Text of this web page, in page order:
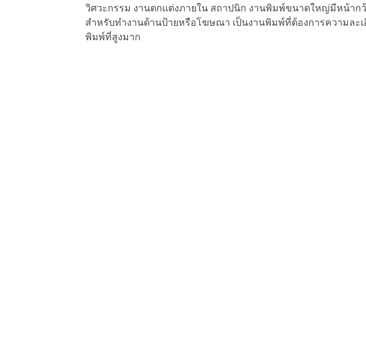
วิศวะกรรม งานตกเเต่งภายใน สถาปนิก งานพิมพ์ขนาดใหญ่มีหน้ากว้
สำหรับทำงานด้านป้ายหรือโฆษณา เป็นงานพิมพ์ที่ต้องการความละเ
พิมพ์ที่สูงมาก